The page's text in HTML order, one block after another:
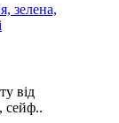
зелена,
від
сейф..